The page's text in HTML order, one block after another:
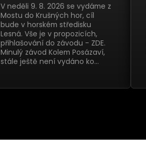
V neděli 9. 8. 2026 se vydáme z
Mostu do Krušných hor, cíl
bude v horském středisku
Lesná. Vše je v propozicích,
přihlašování do závodu - ZDE.
Minulý závod Kolem Posázaví,
stále ještě není vydáno ko…